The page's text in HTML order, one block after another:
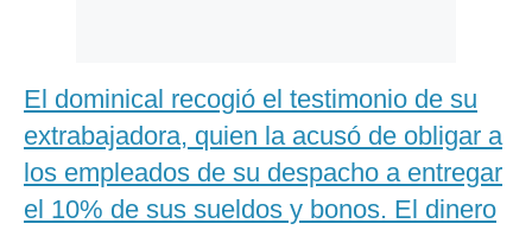
El dominical recogió el testimonio de su
extrabajadora, quien la acusó de obligar a
los empleados de su despacho a entregar
el 10% de sus sueldos y bonos. El dinero